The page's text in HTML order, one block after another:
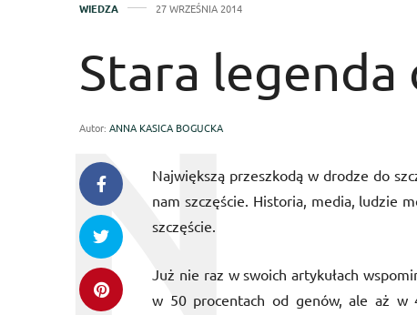
WIEDZA 27 WRZEŚNIA 2014
Stara legenda
Autor: ANNA KASICA BOGUCKA
Największą przeszkodą w drodze do
nam szczęście. Historia, media, ludzie
szczęście.
Już nie raz w swoich artykułach
w 50 procentach od genów, ale aż w